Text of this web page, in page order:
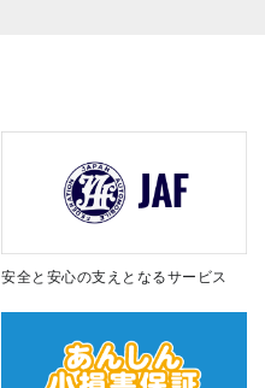
安全と安心の支えとなるサービス